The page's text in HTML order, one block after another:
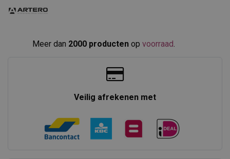
Meer dan 2000 producten op voorraad
Veilig afrekenen met